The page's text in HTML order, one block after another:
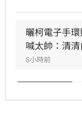
示慶生當下的
語言過其實。
曬柯電子手
喊太帥：清清
8小時前